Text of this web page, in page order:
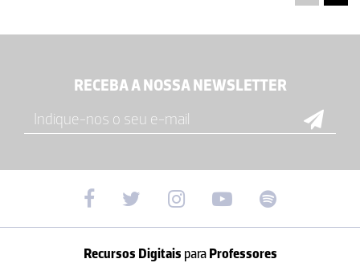
RECEBA A NOSSA NEWSLETTER
Recursos Digitais paraProfessores